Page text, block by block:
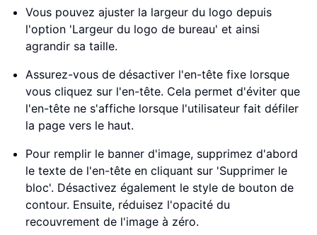
Vous pouvez ajuster la largeur du logo depuis
l'option 'Largeur du logo de bureau' et ainsi
agrandir sa taille.
Assurez-vous de désactiver l'en-tête fixe lorsque
vous cliquez sur l'en-tête. Cela permet d'éviter que
l'en-tête ne s'affiche lorsque l'utilisateur fait défiler
la page vers le haut.
Pour remplir le banner d'image, supprimez d'abord
le texte de l'en-tête en cliquant sur 'Supprimer le
bloc'. Désactivez également le style de bouton de
contour. Ensuite, réduisez l'opacité du
recouvrement de l'image à zéro.